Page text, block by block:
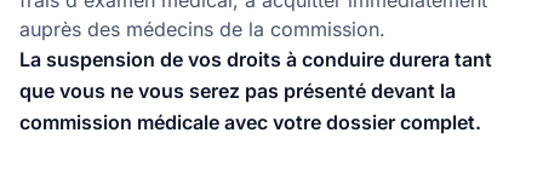
auprès des médecins de la commission.
La suspension de vos droits à conduire durera tant
que vous ne vous serez pas présenté devant la
commission médicale avec votre dossier complet.